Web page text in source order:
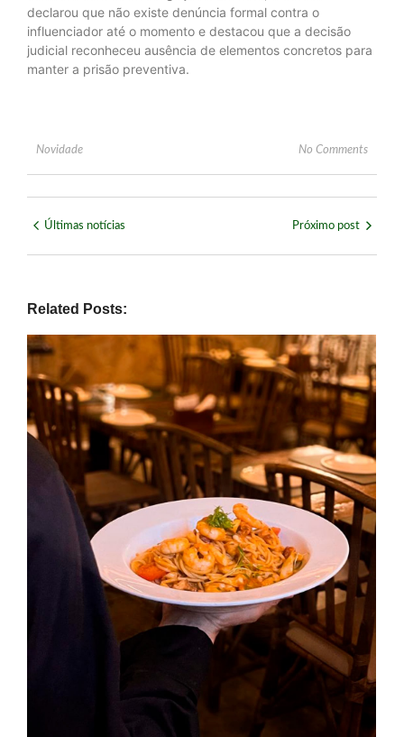
declarou que não existe denúncia formal contra o
influenciador até o momento e destacou que a decisão
judicial reconheceu ausência de elementos concretos para
manter a prisão preventiva.
Novidade No Comments
Últimas notícias Próximo post
Related Posts: